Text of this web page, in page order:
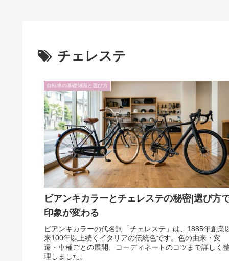
チェレステ
自転車の基礎知識と選び方
ビアンキカラーとチェレステの秘密|選び方
印象が変わる
ビアンキカラーの代名詞「チェレステ」は、1885年創業
来100年以上続くイタリアの伝統色です。色の由来・変
遷・車種ごとの展開、コーディネートのコツまで詳しく
理しました。